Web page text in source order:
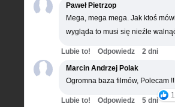
Paweł Pietrzop
Mega, mega mega. Jak ktoś
wygląda to musi się nieźle
Lubie to! Odpowiedz
2 dni
Marcin Andrzej Polak
Ogromna baza filmów, Polecam !!
Lubie to! Odpowiedz
5 dni